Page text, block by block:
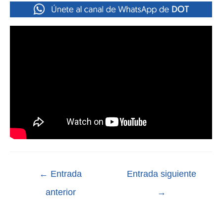
← Entrada
anterior
Entrada siguiente
→